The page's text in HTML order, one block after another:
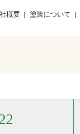
概要 塗装について